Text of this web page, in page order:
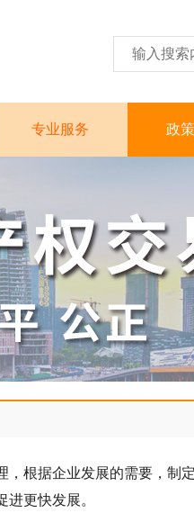
专业服务 政
据企业发展的需要，制定
进更快发展。